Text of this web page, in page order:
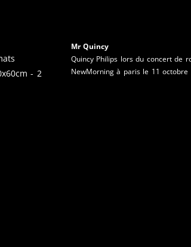
- 2
Mr Quincy
Quincy Philips lors du concert de
NewMorning à paris le 11 octobre